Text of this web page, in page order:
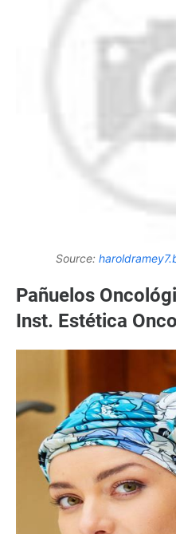
Source:
Pañuelos
Inst. Estética